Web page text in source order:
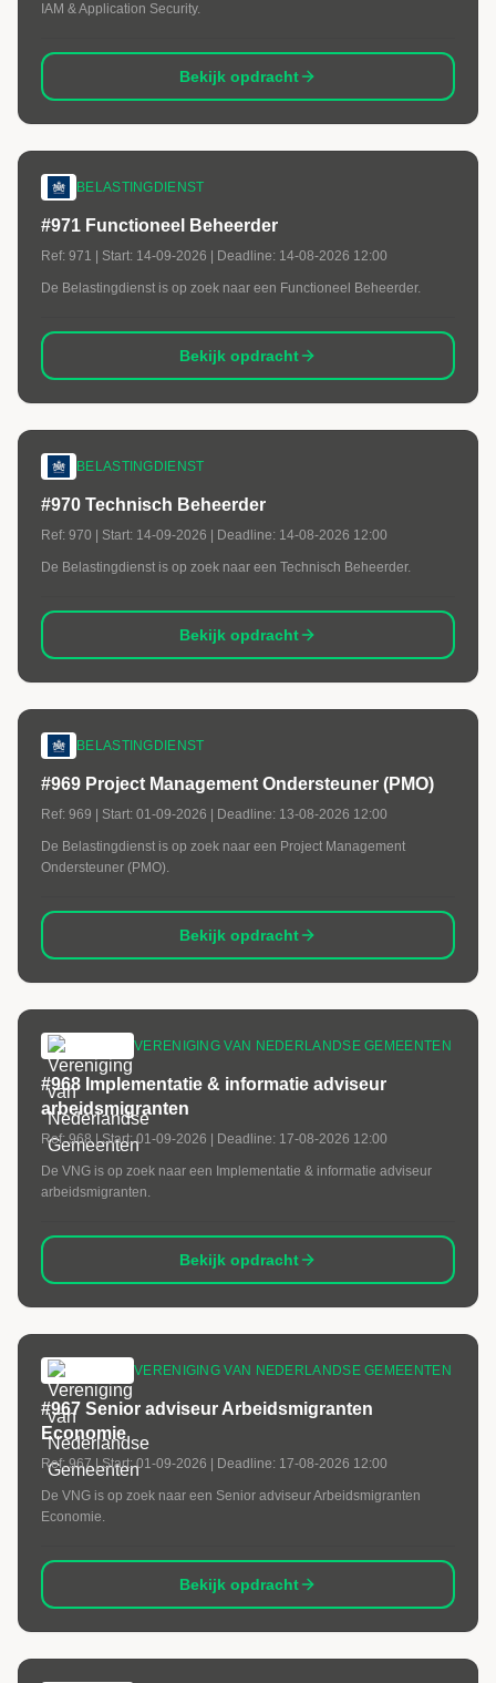
IAM & Application Security.
Bekijk opdracht
BELASTINGDIENST
#971 Functioneel Beheerder
Ref: 971 | Start: 14-09-2026 | Deadline: 14-08-2026 12:00
De Belastingdienst is op zoek naar een Functioneel Beheerder.
Bekijk opdracht
BELASTINGDIENST
#970 Technisch Beheerder
Ref: 970 | Start: 14-09-2026 | Deadline: 14-08-2026 12:00
De Belastingdienst is op zoek naar een Technisch Beheerder.
Bekijk opdracht
BELASTINGDIENST
#969 Project Management Ondersteuner (PMO)
Ref: 969 | Start: 01-09-2026 | Deadline: 13-08-2026 12:00
De Belastingdienst is op zoek naar een Project Management
Ondersteuner (PMO).
Bekijk opdracht
VERENIGING VAN NEDERLANDSE GEMEENTEN
#968 Implementatie & informatie adviseur
arbeidsmigranten
Ref:968| Start:01-09-2026 | Deadline: 17-08-2026 12:00
De VNG is op zoek naar een Implementatie & informatie adviseur
arbeidsmigranten.
Bekijk opdracht
VERENIGING VAN NEDERLANDSE GEMEENTEN
#967 Senior adviseur Arbeidsmigranten
Economie
Ref:967| Start:01-09-2026 | Deadline: 17-08-2026 12:00
De VNG is op zoek naar een Senior adviseur Arbeidsmigranten
Economie.
Bekijk opdracht